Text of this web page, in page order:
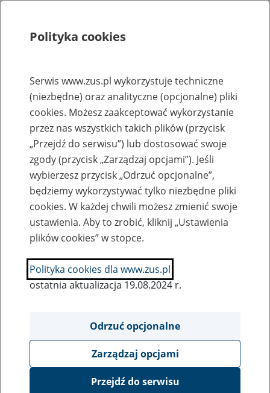
Rejestry, ewidencje i archiwa
Baza zlikwidowanych lub
przekształconych zakładów pracy
Nazwa zakładu pracy:
SZUKAJ
Ukryj wszystkie pozycje bazy
Polityka cookies
Serwis www.zus.pl wykorzystuje techniczne
(niezbędne) oraz analityczne (opcjonalne) pliki
cookies. Możesz zaakceptować wykorzystanie
przez nas wszystkich takich plików (przycisk
„Przejdź do serwisu”) lub dostosować swoje
zgody (przycisk „Zarządzaj opcjami”). Jeśli
wybierzesz przycisk „Odrzuć opcjonalne”,
będziemy wykorzystywać tylko niezbędne pliki
cookies. W każdej chwili możesz zmienić swoje
ustawienia. Aby to zrobić, kliknij „Ustawienia
plików cookies” w stopce.
Polityka cookies dla www.zus.pl
ostatnia aktualizacja 19.08.2024 r.
Odrzuć opcjonalne
Zarządzaj opcjami
Przejdź do serwisu